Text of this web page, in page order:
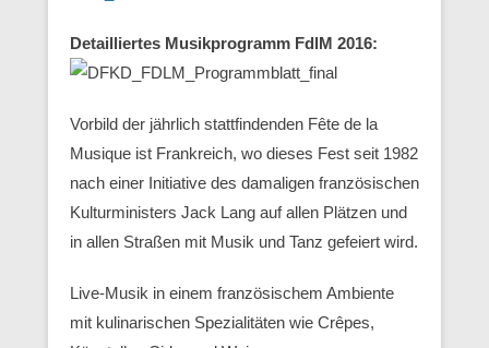
Detailliertes Musikprogramm FdlM 2016:
Vorbild der jährlich stattfindenden Fête de la
Musique ist Frankreich, wo dieses Fest seit 1982
nach einer Initiative des damaligen französischen
Kulturministers Jack Lang auf allen Plätzen und
in allen Straßen mit Musik und Tanz gefeiert wird.
Live-Musik in einem französischem Ambiente
mit kulinarischen Spezialitäten wie Crêpes,